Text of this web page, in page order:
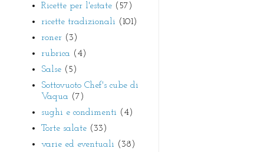
Ricette per l'estate (57)
ricette tradizionali (101)
roner (3)
rubrica (4)
Salse (5)
Sottovuoto Chef's cube di
Vaqua (7)
sughi e condimenti (4)
Torte salate (33)
varie ed eventuali (38)